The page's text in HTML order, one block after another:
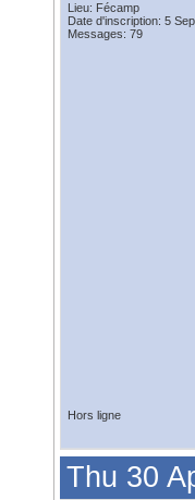
Lieu: Fécamp
Date d'inscription: 5
Messages: 79
Hors ligne
Thu 30